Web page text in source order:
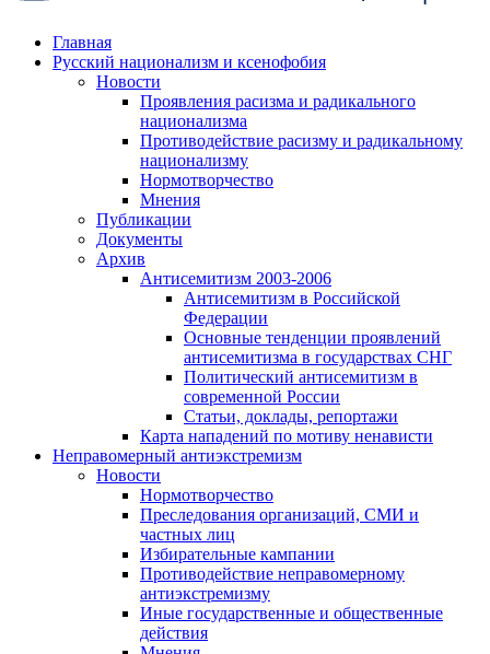
Главная
Русский национализм и ксенофобия
Новости
Проявления расизма и радикального
национализма
Противодействие расизму и радикальному
национализму
Нормотворчество
Мнения
Публикации
Документы
Архив
Антисемитизм 2003-2006
Антисемитизм в Российской
Федерации
Основные тенденции проявлений
антисемитизма в государствах СНГ
Политический антисемитизм в
современной России
Статьи, доклады, репортажи
Карта нападений по мотиву ненависти
Неправомерный антиэкстремизм
Новости
Нормотворчество
Преследования организаций, СМИ и
частных лиц
Избирательные кампании
Противодействие неправомерному
антиэкстремизму
Иные государственные и общественные
действия